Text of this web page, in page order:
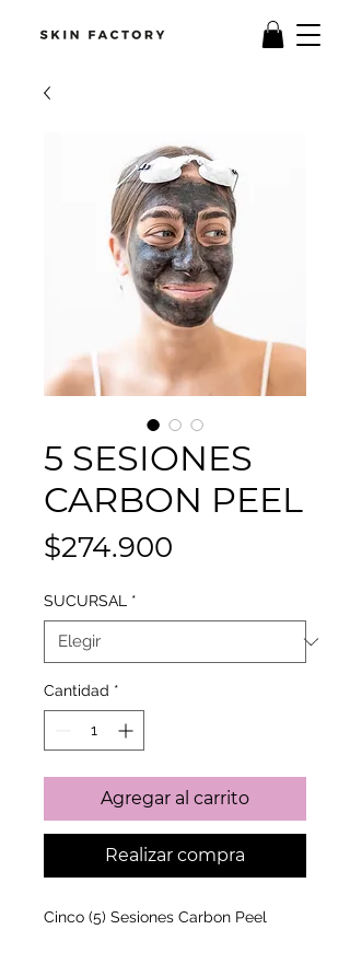
5 SESIONES
CARBON PEEL
$274.900
SUCURSAL *
Cantidad *
Agregar al carrito
Realizar compra
Cinco (5) Sesiones Carbon Peel